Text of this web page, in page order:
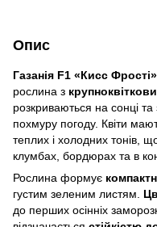
Опис
Газанія F1 «Кисс
рослина з
розкриваються на сонці
похмуру погоду. Квіти
теплих і холодних тонів,
клумбах, бордюрах та в
Рослина формує
густим зеленим листям.
до перших осінніх